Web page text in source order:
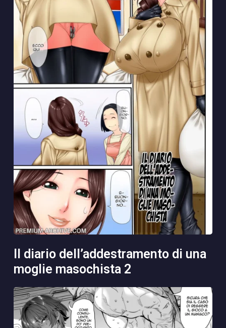
il diario dell’addestramento di una
moglie masochista 2